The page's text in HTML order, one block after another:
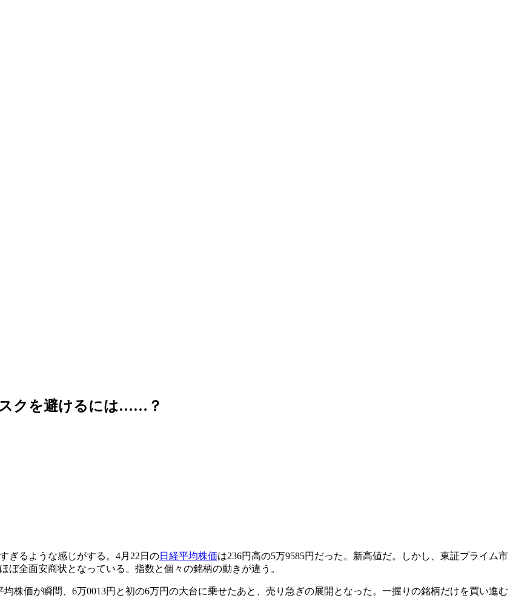
スクを避けるには……？
ぎるような感じがする。4月22日の日経平均株価は236円高の5万9585円だった。新高値だ。しかし、東証プライム市
ぼ全面安商状となっている。指数と個々の銘柄の動きが違う。
株価が瞬間、6万0013円と初の6万円の大台に乗せたあと、売り急ぎの展開となった。一握りの銘柄だけを買い進む